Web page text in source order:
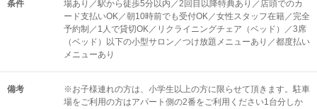
条件
場あり／駅から徒歩5分以内／2回目以降特典あり／店頭でのカ
ード支払いOK／朝10時前でも受付OK／女性スタッフ在籍／完全
予約制／1人で貸切OK／リクライニングチェア（ベッド）／3席
（ベッド）以下の小型サロン／つけ放題メニューあり／都度払い
メニューあり
備考
※お子様連れの方は、小学生以上の方に限らせて頂きます。駐車
場をご利用の方はアパート側の2番をご利用ください1台分しか